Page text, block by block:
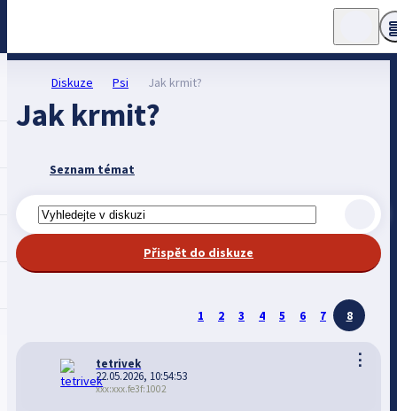
Diskuze Psi Jak krmit?
Jak krmit?
Seznam témat
Přispět do diskuze
1 2 3 4 5 6 7 8
⋮
tetrivek
22.05.2026, 10:54:53
xxx:xxx.fe3f:1002